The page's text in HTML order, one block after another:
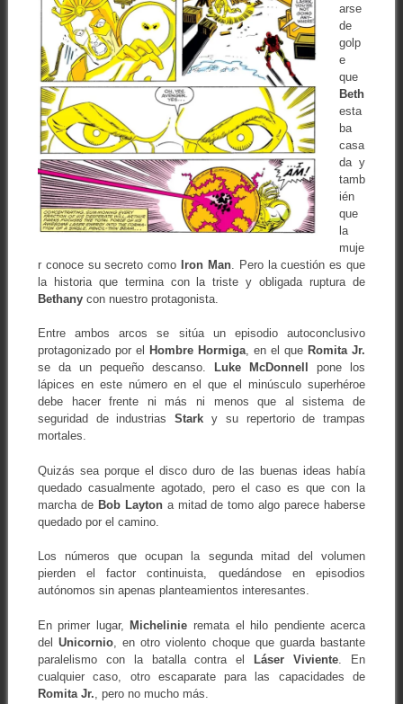
arse
de
golp
e
que
Beth
esta
ba
casa
da y
tamb
ién
que
la
muje
r conoce su secreto como
Iron Man. Pero la cuestión es que
la historia que termina con la triste y obligada ruptura de
Bethanycon nuestro protagonista.
Entre ambos arcos se sitúa un episodio autoconclusivo
protagonizado por el
Hombre Hormiga, en el que Romita Jr.
se da un pequeño descanso.
Luke McDonnell
pone los
lápices en este número en el que el minúsculo superhéroe
debe hacer frente ni más ni menos que al sistema de
seguridad de industriasStark y su repertorio de trampas
mortales.
Quizás sea porque el disco duro de las buenas ideas había
quedado casualmente agotado, pero el caso es que con la
marcha de Bob Laytona mitad de tomo algo parece haberse
quedado por el camino.
Los números que ocupan la segunda mitad del volumen
pierden el factor continuista, quedándose en episodios
autónomos sin apenas planteamientos interesantes.
En primer lugar, Michelinie remata el hilo pendiente acerca
delUnicornio , en otro violento choque que guarda bastante
paralelismo con la batalla contra el
Láser Viviente . En
cualquier caso, otro escaparate para las capacidades de
Romita Jr. , pero no mucho más.